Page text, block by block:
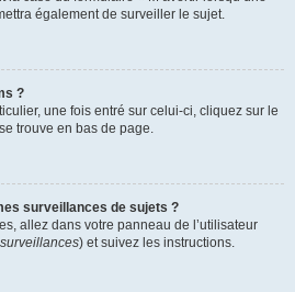
également de surveiller le sujet.
?
une fois entré sur celui-ci, cliquez sur le
trouve en bas de page.
surveillances de sujets ?
allez dans votre panneau de l’utilisateur
) et suivez les instructions.